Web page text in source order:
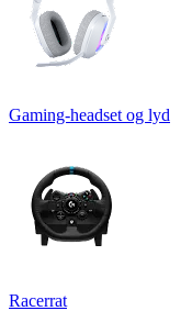
Gaming-headset og lyd
Racerrat